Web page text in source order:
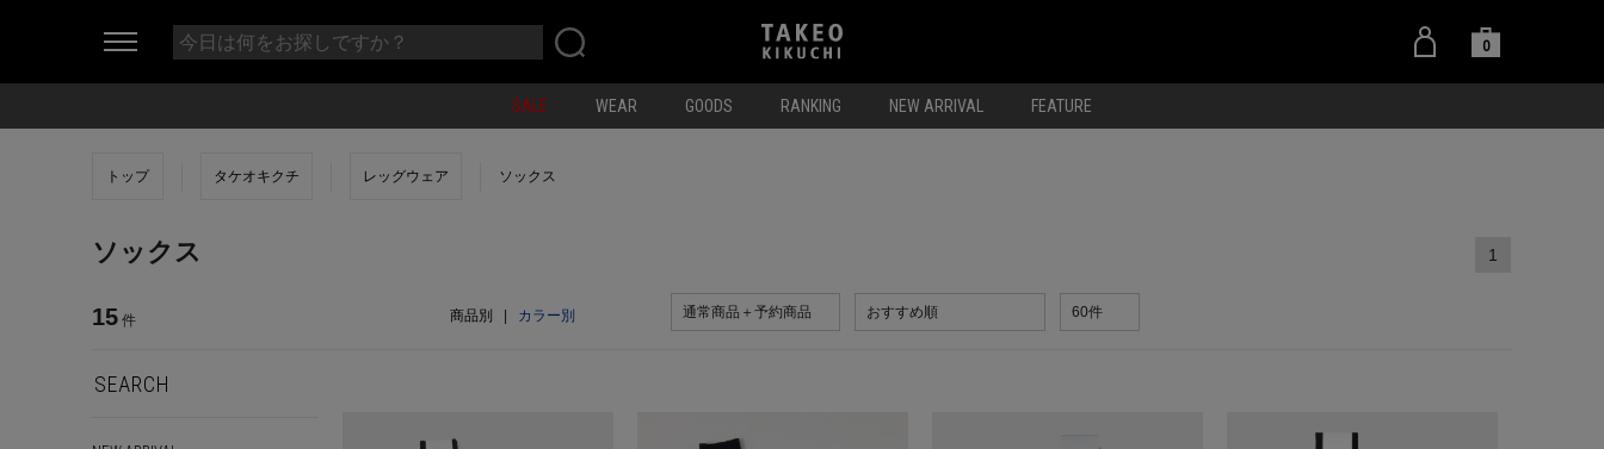
0
SALE WEAR GOODS RANKING NEW ARRIVAL FEATURE
トップ タケオキクチ レッグウェア ソックス
ソックス
15 件 商品別 カラー別 通常商品＋予約商品 おすすめ順 60件
1
SEARCH